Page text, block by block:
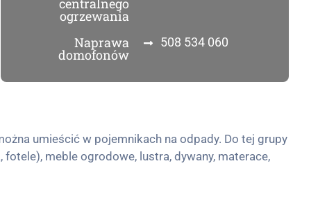
centralnego
ogrzewania
Naprawa
domofonów
508 534 060
umieścić w pojemnikach na odpady. Do tej grupy
fotele), meble ogrodowe, lustra, dywany, materace,